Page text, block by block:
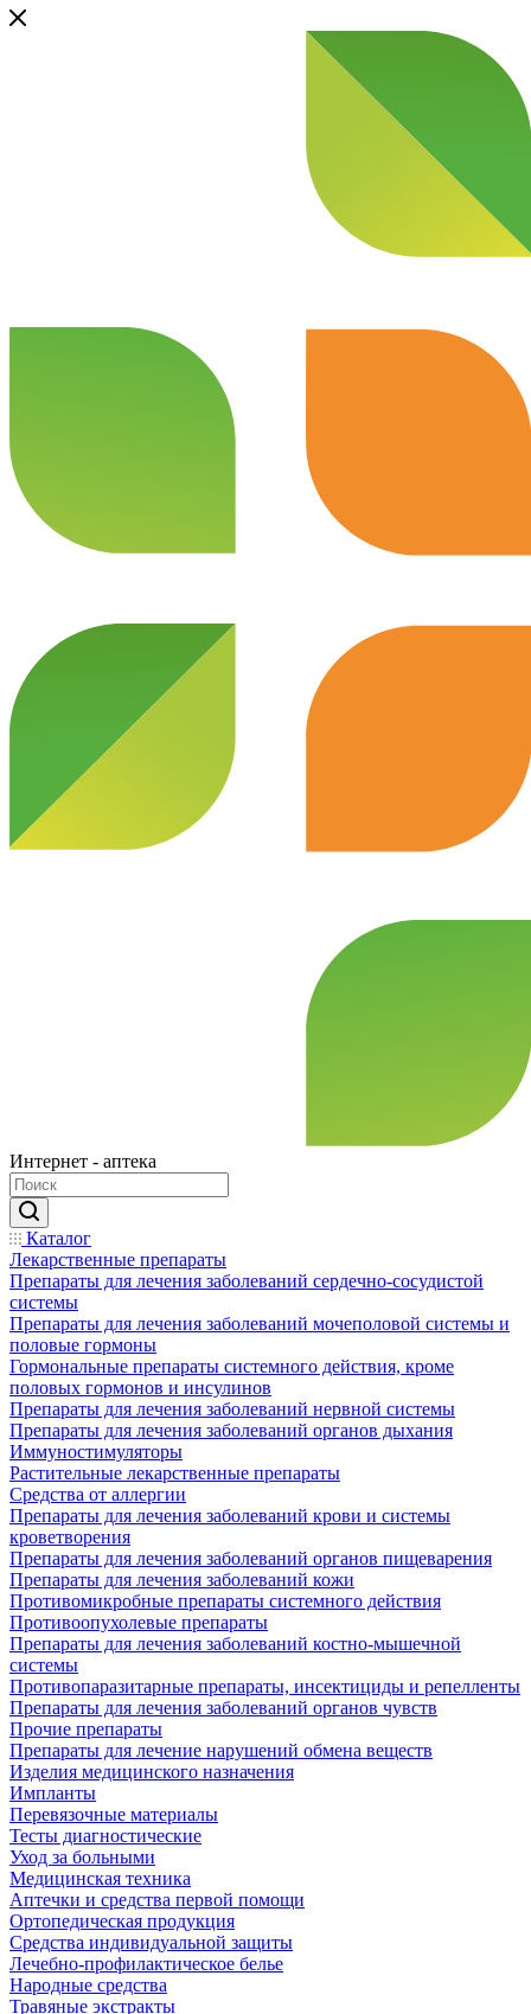
Интернет - аптека
Каталог
Лекарственные препараты
Препараты для лечения заболеваний сердечно-сосудистой
системы
Препараты для лечения заболеваний мочеполовой системы и
половые гормоны
Гормональные препараты системного действия, кроме
половых гормонов и инсулинов
Препараты для лечения заболеваний нервной системы
Препараты для лечения заболеваний органов дыхания
Иммуностимуляторы
Растительные лекарственные препараты
Средства от аллергии
Препараты для лечения заболеваний крови и системы
кроветворения
Препараты для лечения заболеваний органов пищеварения
Препараты для лечения заболеваний кожи
Противомикробные препараты системного действия
Противоопухолевые препараты
Препараты для лечения заболеваний костно-мышечной
системы
Противопаразитарные препараты, инсектициды и репелленты
Препараты для лечения заболеваний органов чувств
Прочие препараты
Препараты для лечение нарушений обмена веществ
Изделия медицинского назначения
Импланты
Перевязочные материалы
Тесты диагностические
Уход за больными
Медицинская техника
Аптечки и средства первой помощи
Ортопедическая продукция
Средства индивидуальной защиты
Лечебно-профилактическое белье
Народные средства
Травяные экстракты